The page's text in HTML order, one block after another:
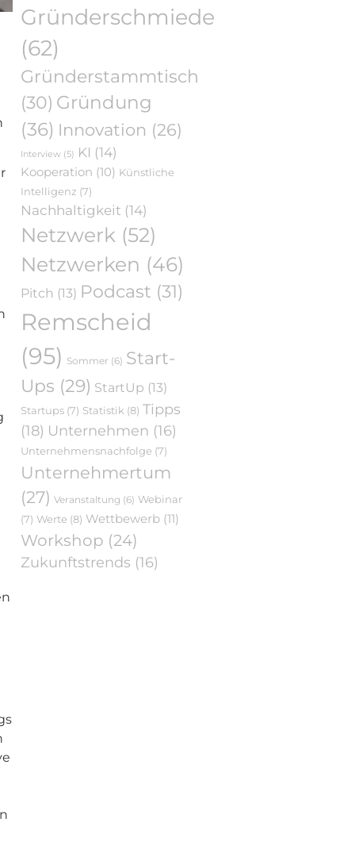
Gründerschmiede
(62)
Gründerstammtisch
(30) Gründung
(36) Innovation (26)
Interview (5) KI (14)
Kooperation (10) Künstliche
Intelligenz (7)
Nachhaltigkeit (14)
Netzwerk (52)
Netzwerken (46)
Pitch (13) Podcast (31)
Remscheid
(95) Sommer (6) Start-
Ups (29) StartUp (13)
Startups (7) Statistik (8) Tipps
(18) Unternehmen (16)
Unternehmensnachfolge (7)
Unternehmertum
(27) Veranstaltung (6) Webinar
(7) Werte (8) Wettbewerb (11)
Workshop (24)
Zukunftstrends (16)